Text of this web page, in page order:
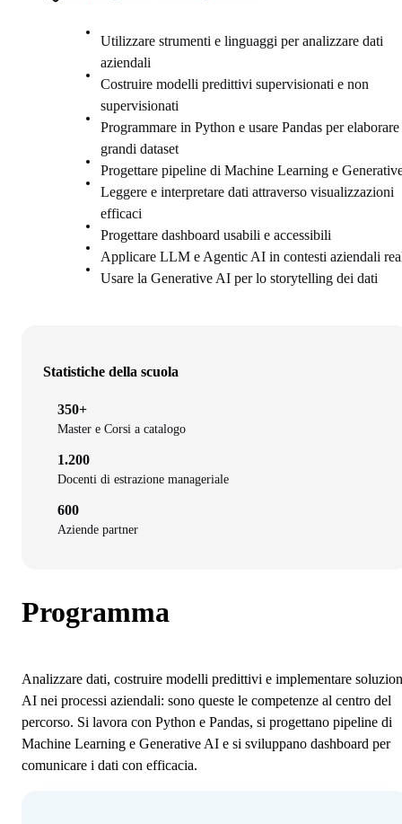
Utilizzare strumenti e linguaggi per analizzare dati
aziendali
Costruire modelli predittivi supervisionati e non
supervisionati
Programmare in Python e usare Pandas per elaborare
grandi dataset
Progettare pipeline di Machine Learning e
Leggere e interpretare dati attraverso visualizzazioni
efficaci
Progettare dashboard usabili e accessibili
Applicare LLM e Agentic AI in contesti aziendali
Usare la Generative AI per lo storytelling dei dati
Statistiche della scuola
350+
Master e Corsi a catalogo
1.200
Docenti di estrazione manageriale
600
Aziende partner
Programma
Analizzare dati, costruire modelli predittivi e implementare
AI nei processi aziendali: sono queste le competenze al centro del
percorso. Si lavora con Python e Pandas, si progettano pipeline di
Machine Learning e Generative AI e si sviluppano dashboard per
comunicare i dati con efficacia.